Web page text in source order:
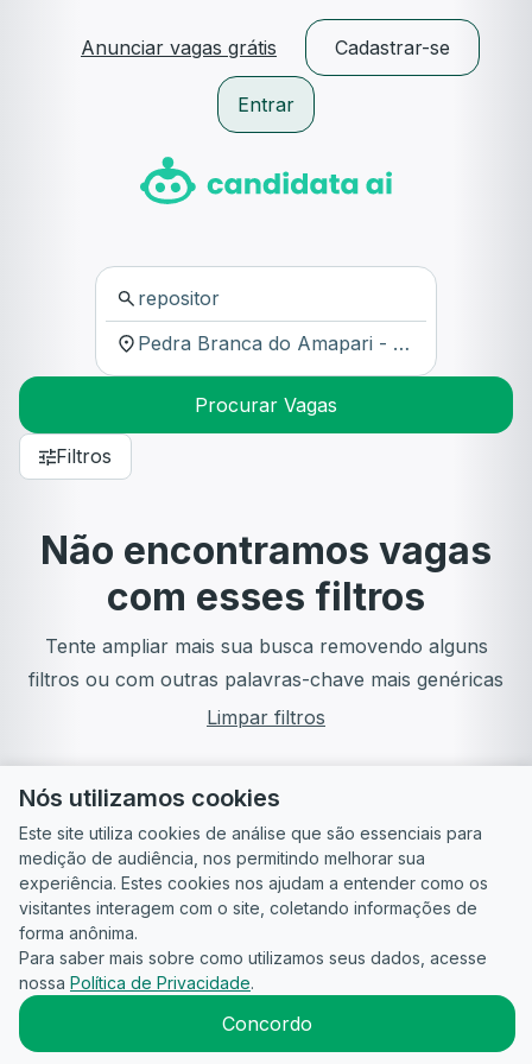
Anunciar vagas grátis Cadastrar-se
Entrar
Procurar Vagas
Filtros
Não encontramos vagas
com esses filtros
Tente ampliar mais sua busca removendo alguns
filtros ou com outras palavras-chave mais genéricas
Limpar filtros
Guia do
Candidato
Para
empresas
Política de
Privacidade
Termos
2026CandidataAI
Nós utilizamos cookies
Este site utiliza cookies de análise que são essenciais para
medição de audiência, nos permitindo melhorar sua
experiência. Estes cookies nos ajudam a entender como os
visitantes interagem com o site, coletando informações de
forma anônima.
Para saber mais sobre como utilizamos seus dados, acesse
nossa Política de Privacidade.
Concordo